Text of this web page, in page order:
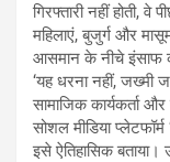
गिरफ्तारी नहीं होती,
महिलाएं, बुजुर्ग और
आसमान के नीचे इंसाफ
‘यह धरना नहीं, जख्मी
सामाजिक कार्यकर्ता
सोशल मीडिया
इसे ऐतिहासिक